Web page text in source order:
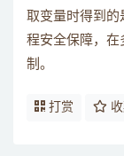
取变量时得到的
程安全保障，在
制。
打赏